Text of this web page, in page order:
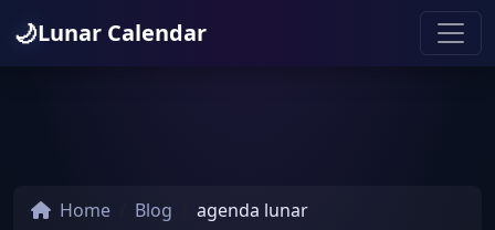
🌙Lunar Calendar
Home Blog agenda lunar